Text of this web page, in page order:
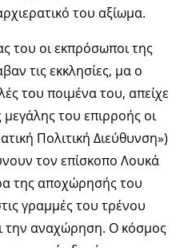
του αξίωμα.
του οι εκπρόσωποι της
τις εκκλησίες, μα ο
του ποιμένα του, απείχε
του επιρροής οι
Πολιτική Διεύθυνση»)
τον επίσκοπο Λουκά
της αποχώρησής του
γραμμές του τρένου
την αναχώρηση. Ο κόσμος